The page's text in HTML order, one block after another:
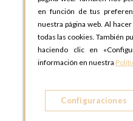
C. Lucio
28803 Alcalá
OPTIONS
en función de tus
nuestra página web. Al
todas las cookies. También
haciendo clic en
información en nuestra
Configuraciones